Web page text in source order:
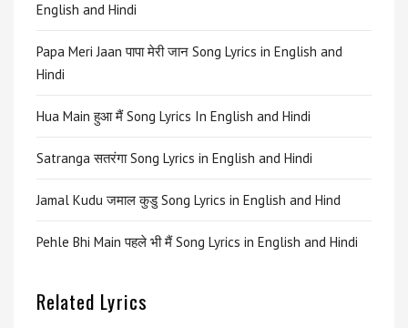
English and Hindi
Papa Meri Jaan पापा मेरी जान Song Lyrics in English and
Hindi
Hua Main हुआ मैं Song Lyrics In English and Hindi
Satranga सतरंगा Song Lyrics in English and Hindi
Jamal Kudu जमाल कुडु Song Lyrics in English and Hind
Pehle Bhi Main पहले भी मैं Song Lyrics in English and Hindi
Related Lyrics